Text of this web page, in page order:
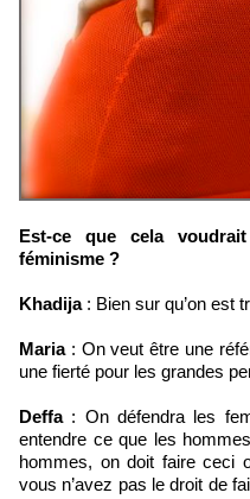
Est-ce que cela voudrait dire que vous défendez le
féminisme ?
Khadija : Bien sur qu’on est
Maria : On veut être une
une fierté pour les grandes
Deffa : On défendra les
entendre ce que les
hommes, on doit faire ceci
vous n’avez pas le droit de